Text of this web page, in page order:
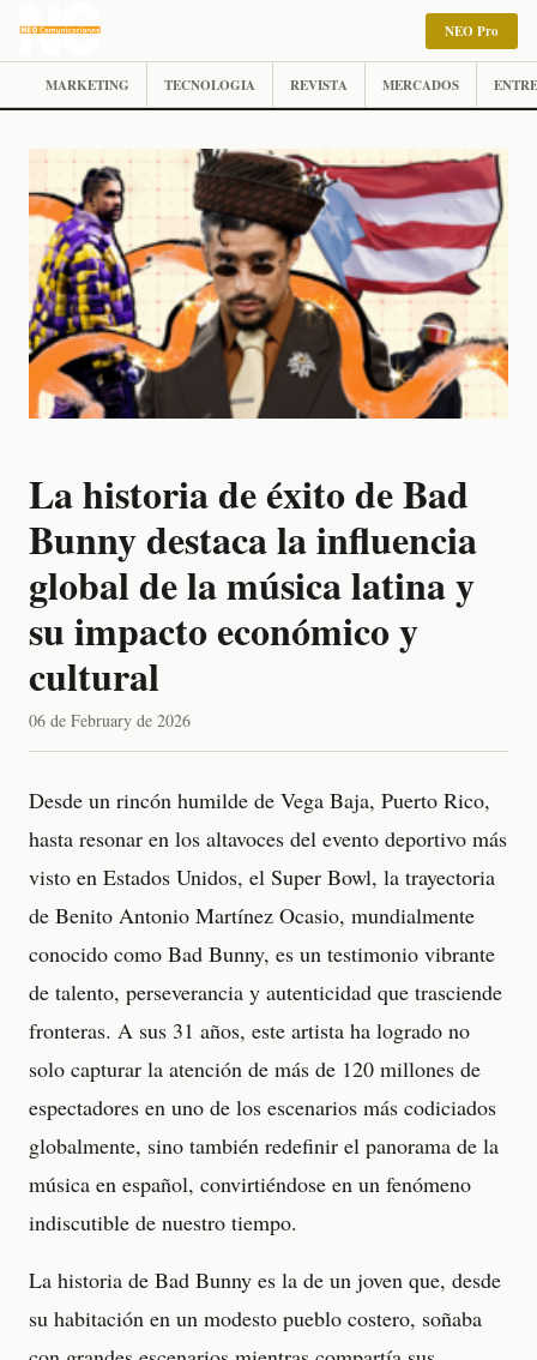
NEO Pro
MARKETING TECNOLOGIA REVISTA MERCADOS
La historia de éxito de Bad
Bunny destaca la influencia
global de la música latina y
su impacto económico y
cultural
06 de February de 2026
Desde un rincón humilde de Vega Baja, Puerto Rico,
hasta resonar en los altavoces del evento deportivo más
visto en Estados Unidos, el Super Bowl, la trayectoria
de Benito Antonio Martínez Ocasio, mundialmente
conocido como Bad Bunny, es un testimonio vibrante
de talento, perseverancia y autenticidad que trasciende
fronteras. A sus 31 años, este artista ha logrado no
solo capturar la atención de más de 120 millones de
espectadores en uno de los escenarios más codiciados
globalmente, sino también redefinir el panorama de la
música en español, convirtiéndose en un fenómeno
indiscutible de nuestro tiempo.
La historia de Bad Bunny es la de un joven que, desde
su habitación en un modesto pueblo costero, soñaba